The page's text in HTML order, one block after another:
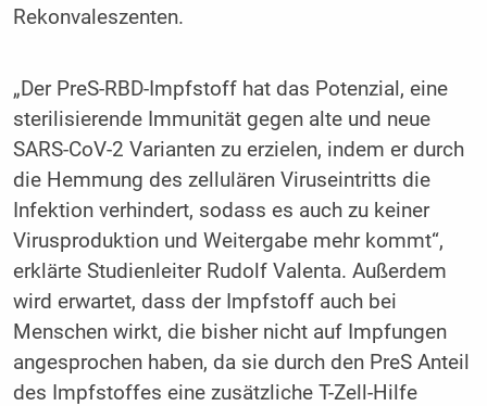
Rekonvaleszenten.
„Der PreS-RBD-Impfstoff hat das Potenzial, eine
sterilisierende Immunität gegen alte und neue
SARS-CoV-2 Varianten zu erzielen, indem er durch
die Hemmung des zellulären Viruseintritts die
Infektion verhindert, sodass es auch zu keiner
Virusproduktion und Weitergabe mehr kommt“,
erklärte Studienleiter Rudolf Valenta. Außerdem
wird erwartet, dass der Impfstoff auch bei
Menschen wirkt, die bisher nicht auf Impfungen
angesprochen haben, da sie durch den PreS Anteil
des Impfstoffes eine zusätzliche T-Zell-Hilfe